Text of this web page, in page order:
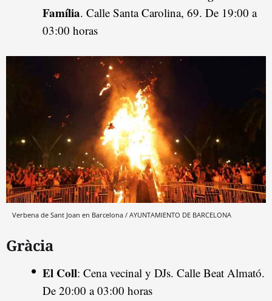
Família. Calle Santa Carolina, 69. De 19:00 a
03:00 horas
Verbena de Sant Joan en Barcelona / AYUNTAMIENTO DE BARCELONA
Gràcia
El Coll: Cena vecinal y DJs. Calle Beat Almató.
De 20:00 a 03:00 horas